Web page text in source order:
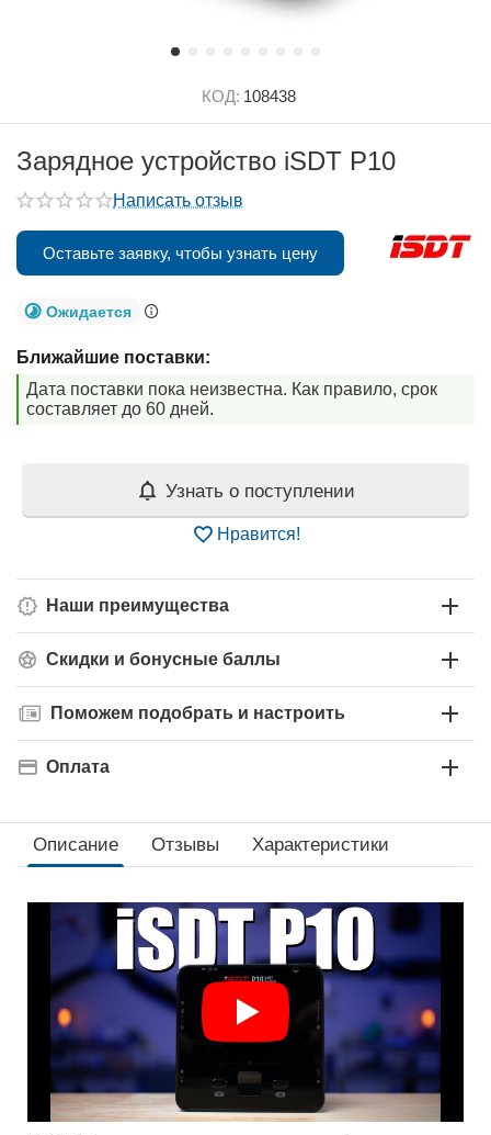
КОД: 108438
Зарядное устройство iSDT P10
Написать отзыв
Оставьте заявку, чтобы узнать цену
Ожидается
Ближайшие поставки:
Дата поставки пока неизвестна. Как правило, срок
составляет до 60 дней.
Узнать о поступлении
Нравится!
Наши преимущества
Скидки и бонусные баллы
Поможем подобрать и настроить
Оплата
Описание Отзывы Характеристики